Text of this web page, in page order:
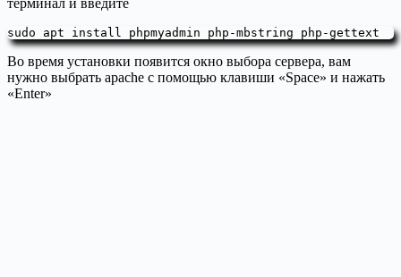
sudo apt install phpmyadmin php-mbstring php-gettext
Во время установки появится окно выбора сервера, вам
нужно выбрать apache с помощью клавиши «Space» и нажать
«Enter»